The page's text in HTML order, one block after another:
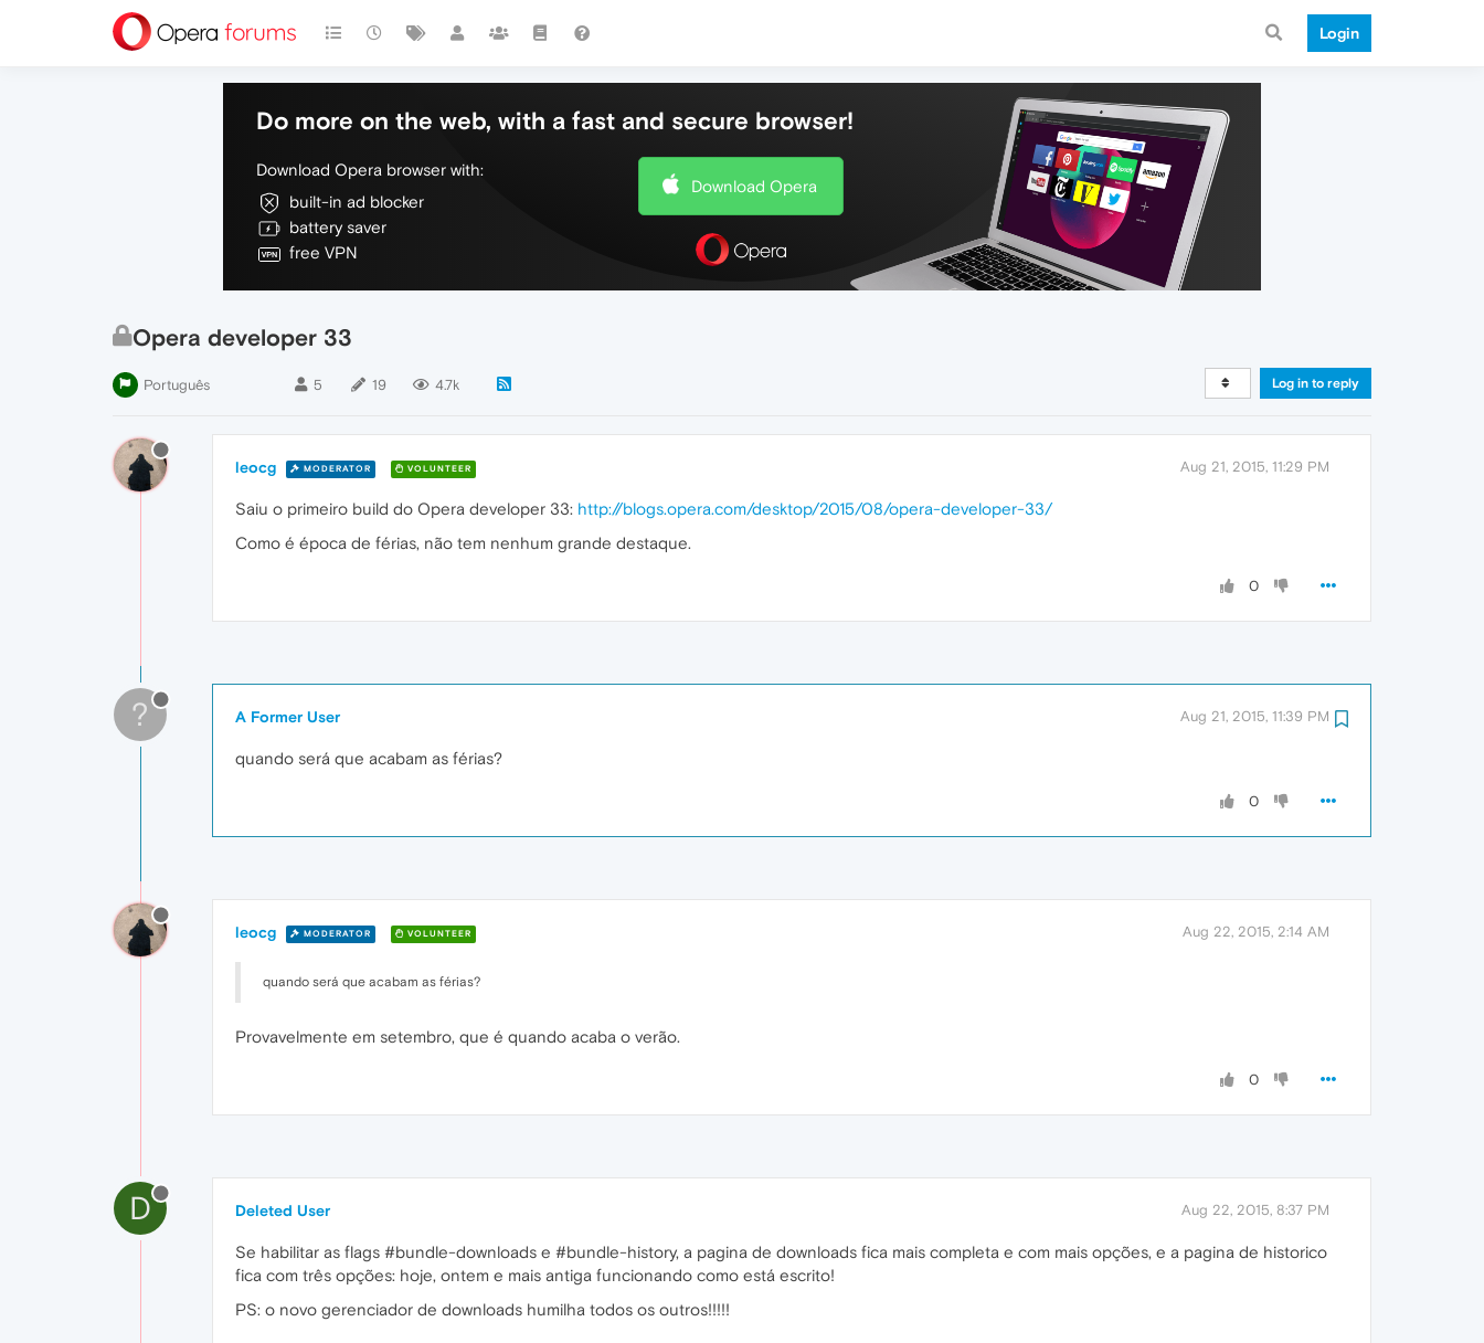
Login
Do more on the web, with a fast and secure browser!
Download Opera browser with:
built-in ad blocker
battery saver
free VPN
Download Opera
Opera developer 33
Português 5 19 4.7k Log in to reply
leocg MODERATOR VOLUNTEER Aug 21, 2015, 11:29 PM
Saiu o primeiro build do Opera developer 33: http://blogs.opera.com/desktop/2015/08/opera-developer-33/
Como é época de férias, não tem nenhum grande destaque.
0
? A Former User Aug 21, 2015, 11:39 PM
quando será que acabam as férias?
0
leocg MODERATOR VOLUNTEER Aug 22, 2015, 2:14 AM
quando será que acabam as férias?
Provavelmente em setembro, que é quando acaba o verão.
0
D Deleted User Aug 22, 2015, 8:37 PM
Se habilitar as flags #bundle-downloads e #bundle-history, a pagina de downloads fica mais completa e com mais opções, e a pagina de historico
fica com três opções: hoje, ontem e mais antiga funcionando como está escrito!
PS: o novo gerenciador de downloads humilha todos os outros!!!!!